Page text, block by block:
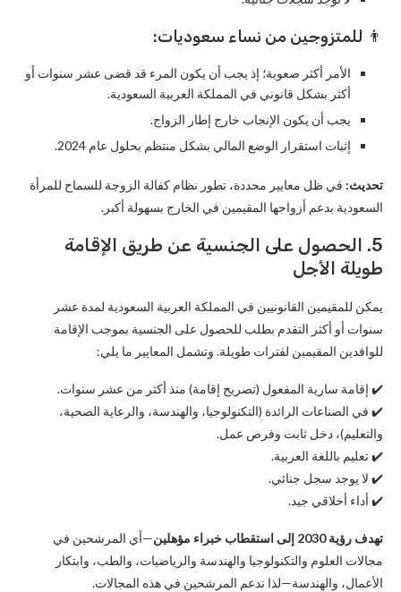
👨 للمتزوجين من نساء سعوديات:
الأمر أكثر صعوبة؛ إذ يجب أن يكون المرء قد قضى عشر سنوات أو
أكثر بشكل قانوني في المملكة العربية السعودية.
يجب أن يكون الإنجاب خارج إطار الزواج.
إثبات استقرار الوضع المالي بشكل منتظم بحلول عام 2024.
تحديث: في ظل معايير محددة، تطور نظام كفالة الزوجة للسماح للمرأة
السعودية بدعم أزواجها المقيمين في الخارج بسهولة أكبر.
5. الحصول على الجنسية عن طريق الإقامة
طويلة الأجل
يمكن للمقيمين القانونيين في المملكة العربية السعودية لمدة عشر
سنوات أو أكثر التقدم بطلب للحصول على الجنسية بموجب الإقامة
للوافدين المقيمين لفترات طويلة. وتشمل المعايير ما يلي:
✔️ إقامة سارية المفعول (تصريح إقامة) منذ أكثر من عشر سنوات.
✔️ في الصناعات الرائدة (التكنولوجيا، والهندسة، والرعاية الصحية،
والتعليم)، دخل ثابت وفرص عمل.
✔️ تعليم باللغة العربية.
✔️ لا يوجد سجل جنائي.
✔️ أداء أخلاقي جيد.
تهدف رؤية 2030 إلى استقطاب خبراء مؤهلين
—أي المرشحين في
مجالات العلوم والتكنولوجيا والهندسة والرياضيات، والطب، وابتكار
الأعمال، والهندسة—لذا ندعم المرشحين في هذه المجالات.